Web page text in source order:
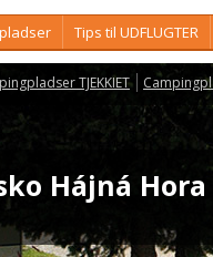
Tips til UDFLUGTER
TJEKKIET
Hájná